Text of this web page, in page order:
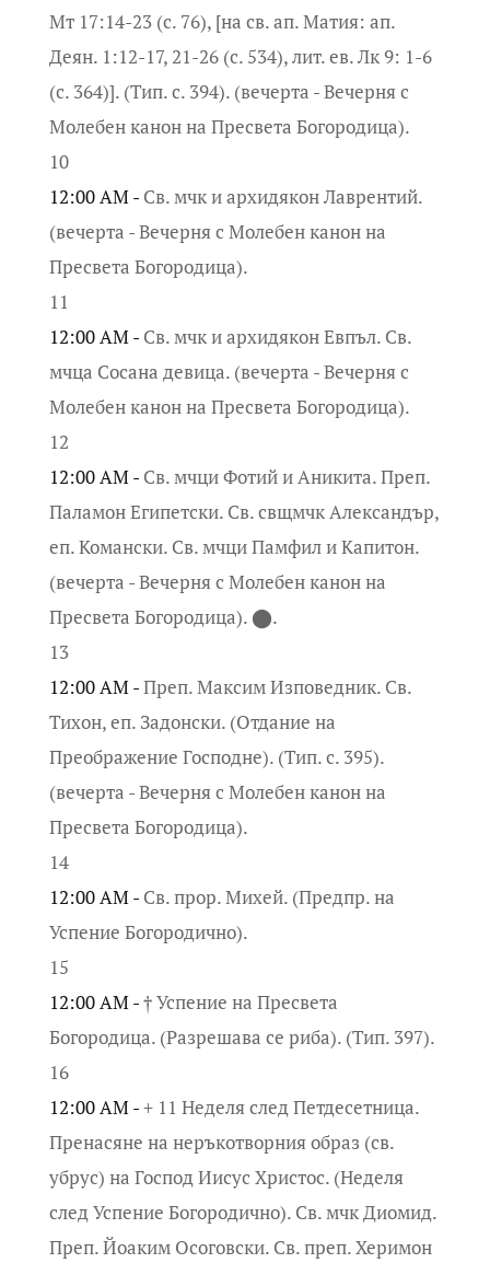
Мт 17:14-23 (с. 76), [на св. ап. Матия: ап.
Деян. 1:12-17, 21-26 (с. 534), лит. ев. Лк 9: 1-6
(с. 364)]. (Тип. с. 394). (вечерта - Вечерня с
Молебен канон на Пресвета Богородица).
10
12:00 AM - Св. мчк и архидякон Лаврентий.
(вечерта - Вечерня с Молебен канон на
Пресвета Богородица).
11
12:00 AM - Св. мчк и архидякон Евпъл. Св.
мчца Сосана девица. (вечерта - Вечерня с
Молебен канон на Пресвета Богородица).
12
12:00 AM - Св. мчци Фотий и Аникита. Преп.
Паламон Египетски. Св. свщмчк Александър,
еп. Комански. Св. мчци Памфил и Капитон.
(вечерта - Вечерня с Молебен канон на
Пресвета Богородица). ⬤.
13
12:00 AM -Преп. Максим Изповедник. Св.
Тихон, еп. Задонски. (Отдание на
Преображение Господне). (Тип. с. 395).
(вечерта - Вечерня с Молебен канон на
Пресвета Богородица).
14
12:00 AM - Св. прор. Михей. (Предпр. на
Успение Богородично).
15
12:00 AM -† Успение на Пресвета
Богородица. (Разрешава се риба). (Тип. 397).
16
12:00 AM -+ 11 Неделя след Петдесетница.
Пренасяне на неръкотворния образ (св.
убрус) на Господ Иисус Христос. (Неделя
след Успение Богородично). Св. мчк Диомид.
Преп. Йоаким Осоговски. Св. преп. Херимон